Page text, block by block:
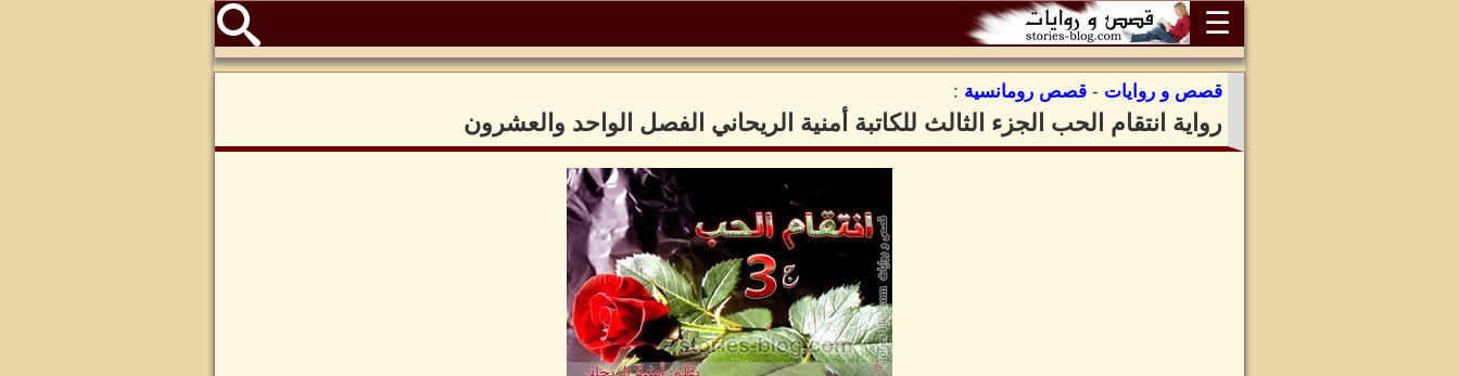
☰
قصص و روايات - قصص رومانسية :
رواية انتقام الحب الجزء الثالث للكاتبة أمنية الريحاني الفصل الواحد والعشرون